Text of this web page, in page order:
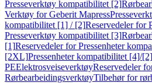
Presseverktøy kompatibilitet [2]
Verktøy for Geberit Mapress
kompatibilitet [1] / [2]Reservedeler for
Presseverktøy kompatibilitet [3]
[1]Reservedeler for Pressenheter
[2XL]Pressenheter kompatibilitet [4]/[2]
PEElektrosveiseverktøyReservedeler
RørbearbeidingsverktøyTilbehør for